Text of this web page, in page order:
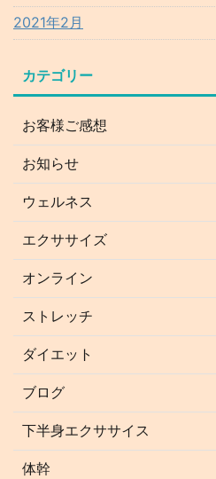
2021年2月
カテゴリー
お客様ご感想
お知らせ
ウェルネス
エクササイズ
オンライン
ストレッチ
ダイエット
ブログ
下半身エクササイス
体幹